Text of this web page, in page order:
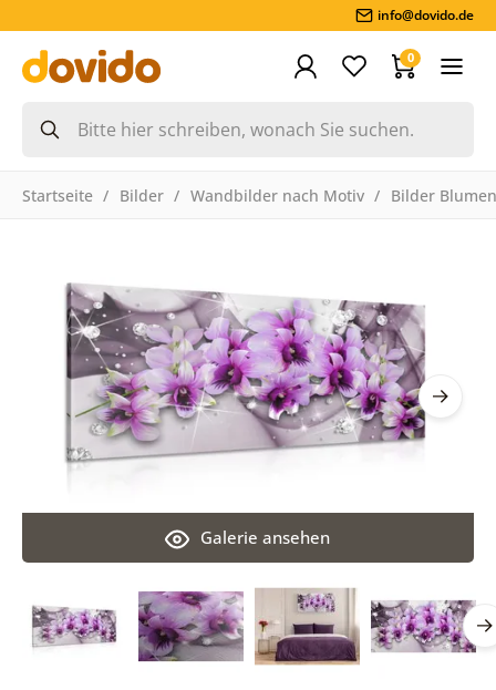
info@dovido.de
0
Startseite Bilder Wandbilder nach Motiv Bilder Blumen
Galerie ansehen